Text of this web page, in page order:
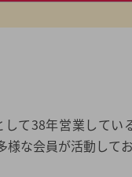
て38年営業してい
様な会員が活動して